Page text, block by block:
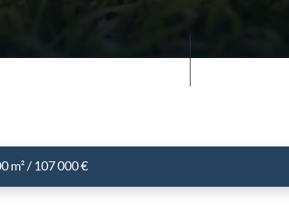
m² / 107 000 €